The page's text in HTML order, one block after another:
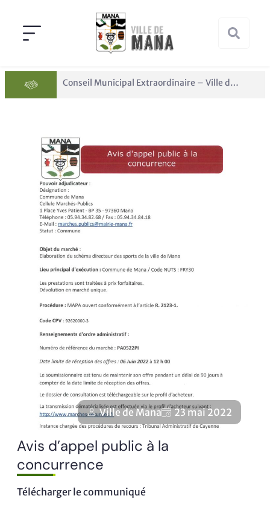
Conseil Municipal Extraordinaire – Ville de Mana du 05 juin 2026 Panne des réseaux Orange sur le territoire de Mana
Ville de Mana 23 mai 2022
Avis d’appel public à la
concurrence
Télécharger le communiqué